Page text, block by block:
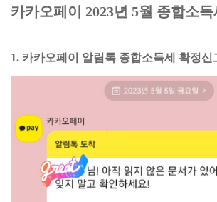
카카오페이 2023년 5월 종합소득
1. 카카오페이 알림톡 종합소득세 확정신